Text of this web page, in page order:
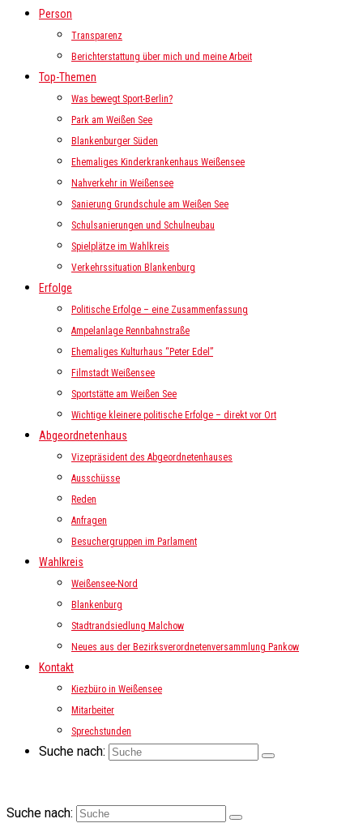
Person
Transparenz
Berichterstattung über mich und meine Arbeit
Top-Themen
Was bewegt Sport-Berlin?
Park am Weißen See
Blankenburger Süden
Ehemaliges Kinderkrankenhaus Weißensee
Nahverkehr in Weißensee
Sanierung Grundschule am Weißen See
Schulsanierungen und Schulneubau
Spielplätze im Wahlkreis
Verkehrssituation Blankenburg
Erfolge
Politische Erfolge – eine Zusammenfassung
Ampelanlage Rennbahnstraße
Ehemaliges Kulturhaus “Peter Edel”
Filmstadt Weißensee
Sportstätte am Weißen See
Wichtige kleinere politische Erfolge – direkt vor Ort
Abgeordnetenhaus
Vizepräsident des Abgeordnetenhauses
Ausschüsse
Reden
Anfragen
Besuchergruppen im Parlament
Wahlkreis
Weißensee-Nord
Blankenburg
Stadtrandsiedlung Malchow
Neues aus der Bezirksverordnetenversammlung Pankow
Kontakt
Kiezbüro in Weißensee
Mitarbeiter
Sprechstunden
Suche nach:
Suche nach: